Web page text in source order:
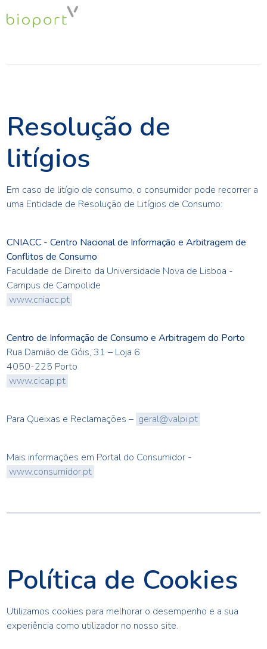
Resolução de
litígios
Em caso de litígio de consumo, o consumidor pode recorrer a
uma Entidade de Resolução de Litígios de Consumo:
CNIACC - Centro Nacional de Informação e Arbitragem de
Conflitos de Consumo
Faculdade de Direito da Universidade Nova de Lisboa -
Campus de Campolide
www.cniacc.pt
Centro de Informação de Consumo e Arbitragem do Porto
Rua Damião de Góis, 31 – Loja 6
4050-225 Porto
www.cicap.pt
Para Queixas e Reclamações – geral@valpi.pt
Mais informações em Portal do Consumidor -
www.consumidor.pt
Política de Cookies
Utilizamos cookies para melhorar o desempenho e a sua
experiência como utilizador no nosso site.